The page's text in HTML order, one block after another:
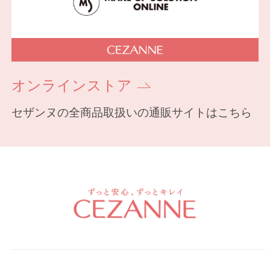
オンラインストア
セザンヌの全商品取扱いの通販サイトはこちら